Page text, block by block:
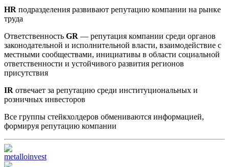
HR подразделения развивают репутацию компании на рынке
труда
Ответственность GR — репутация компании среди органов
законодательной и исполнительной власти, взаимодействие с
местными сообществами, инициативы в области социальной
ответственности и устойчивого развития регионов
присутствия
IR отвечает за репутацию среди институциональных и
розничных инвесторов
Все группы стейкхолдеров обмениваются информацией,
формируя репутацию компании